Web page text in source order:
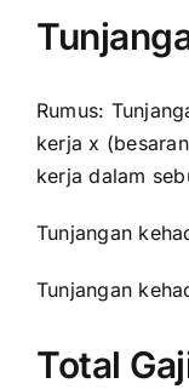
Rumus:
kerja x
kerja dalam
Tunjangan
Tunjangan
Total